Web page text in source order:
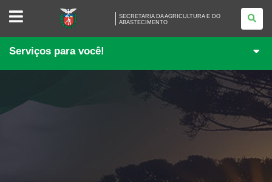
SECRETARIA
AGRICULTURA
E
DO
ABASTECIMENTO
SECRETARIA DA AGRICULTURA E DO
ABASTECIMENTO
Serviços para você!